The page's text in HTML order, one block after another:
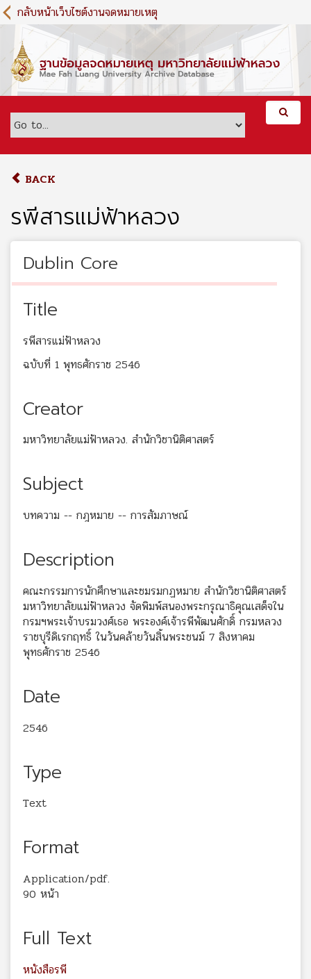
S
k
m
c
กลับหน้าเว็บไซต์งานจดหมายเหตุ
BACK
รพีสารแม่ฟ้าหลวง
Dublin Core
Title
รพีสารแม่ฟ้าหลวง
ฉบับที่ 1 พุทธศักราช 2546
Creator
มหาวิทยาลัยแม่ฟ้าหลวง. สำนักวิชานิติศาสตร์
Subject
บทความ -- กฎหมาย -- การสัมภาษณ์
Description
คณะกรรมการนักศึกษาและชมรมกฏหมาย สำนักวิชานิติศาสตร์
มหาวิทยาลัยแม่ฟ้าหลวง จัดพิมพ์สนองพระกรุณาธิคุณเสด็จใน
กรมฯพระเจ้าบรมวงศ์เธอ พระองค์เจ้ารพีพัฒนศักดิ์ กรมหลวง
ราชบุรีดิเรกฤทธิ์ ในวันคล้ายวันสิ้นพระชนม์ 7 สิงหาคม
พุทธศักราช 2546
Date
2546
Type
Text
Format
Application/pdf.
90 หน้า
Full Text
หนังสือรพี